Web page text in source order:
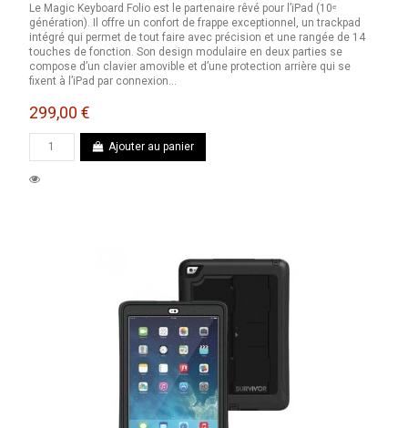
Le Magic Keyboard Folio est le partenaire rêvé pour l’iPad (10ᵉ
génération). Il offre un confort de frappe exceptionnel, un trackpad
intégré qui permet de tout faire avec précision et une rangée de 14
touches de fonction. Son design modulaire en deux parties se
compose d’un clavier amovible et d’une protection arrière qui se
fixent à l’iPad par connexion...
299,00 €
Ajouter au panier